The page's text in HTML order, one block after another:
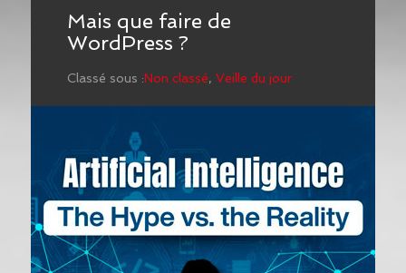
Mais que faire de
WordPress ?
Classé sous :Non classé, Veille du jour